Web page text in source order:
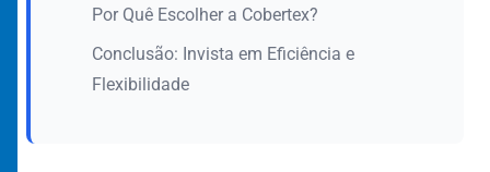
Por Quê Escolher a Cobertex?
Conclusão: Invista em Eficiência e
Flexibilidade